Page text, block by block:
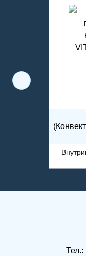
Тел.: